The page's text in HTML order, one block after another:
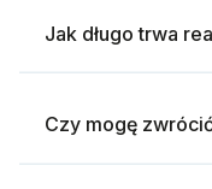
Jak długo trwa
Czy mogę